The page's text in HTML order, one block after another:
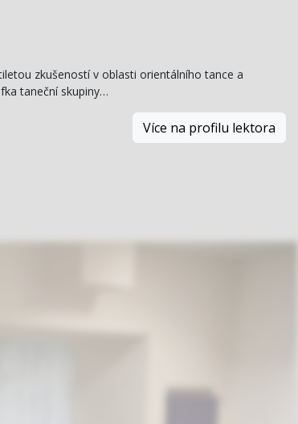
zkušeností v oblasti orientálního tance a
taneční skupiny…
Více na profilu lektora